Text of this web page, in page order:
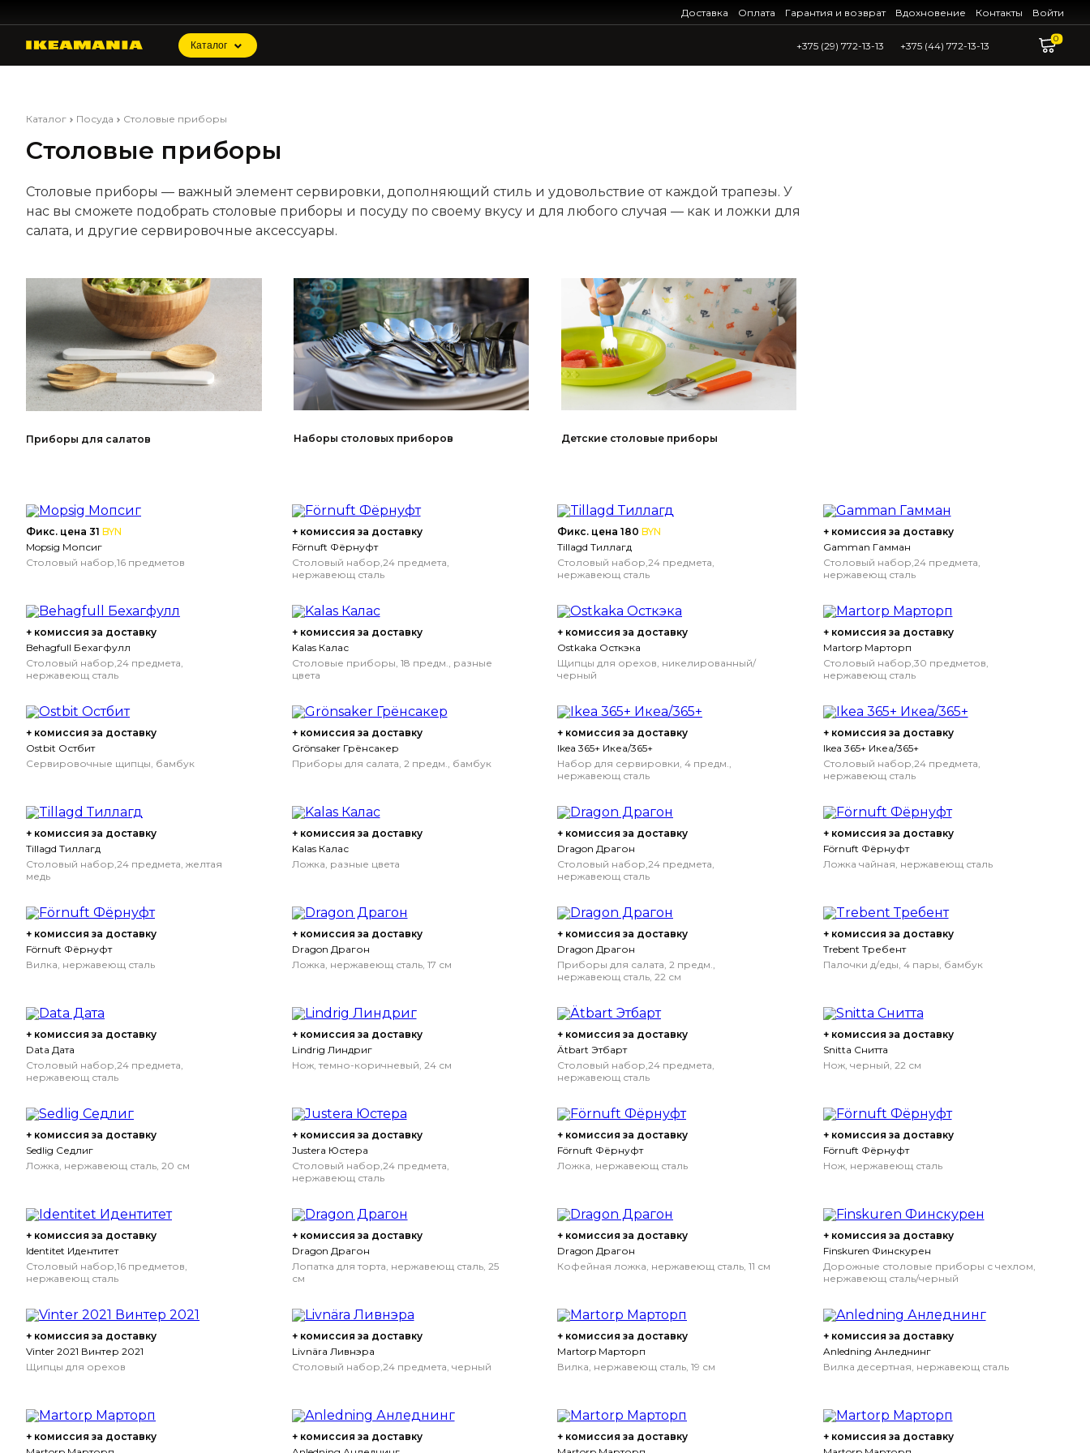
Доставка Оплата Гарантия и возврат Вдохновение Контакты Войти
Каталог +375 (29) 772-13-13 +375 (44) 772-13-13
0
Каталог Посуда Столовые приборы
Столовые приборы
Столовые приборы — важный элемент сервировки, дополняющий стиль и удовольствие от каждой трапезы. У
нас вы сможете подобрать столовые приборы и посуду по своему вкусу и для любого случая — как и ложки для
салата, и другие сервировочные аксессуары.
Приборы для салатов Наборы столовых приборов Детские столовые приборы
Фикс. цена 31 BYN
Mopsig Мопсиг
Столовый набор,16 предметов
+ комиссия за доставку
Förnuft Фёрнуфт
Столовый набор,24 предмета,
нержавеющ сталь
Фикс. цена 180 BYN
Tillagd Тиллагд
Столовый набор,24 предмета,
нержавеющ сталь
+ комиссия за доставку
Gamman Гамман
Столовый набор,24 предмета,
нержавеющ сталь
+ комиссия за доставку
Behagfull Бехагфулл
Столовый набор,24 предмета,
нержавеющ сталь
+ комиссия за доставку
Kalas Калас
Столовые приборы, 18 предм., разные
цвета
+ комиссия за доставку
Ostkaka Осткэка
Щипцы для орехов, никелированный/
черный
+ комиссия за доставку
Martorp Марторп
Столовый набор,30 предметов,
нержавеющ сталь
+ комиссия за доставку
Ostbit Остбит
Сервировочные щипцы, бамбук
+ комиссия за доставку
Grönsaker Грёнсакер
Приборы для салата, 2 предм., бамбук
+ комиссия за доставку
Ikea 365+ Икеа/365+
Набор для сервировки, 4 предм.,
нержавеющ сталь
+ комиссия за доставку
Ikea 365+ Икеа/365+
Столовый набор,24 предмета,
нержавеющ сталь
+ комиссия за доставку
Tillagd Тиллагд
Столовый набор,24 предмета, желтая
медь
+ комиссия за доставку
Kalas Калас
Ложка, разные цвета
+ комиссия за доставку
Dragon Драгон
Столовый набор,24 предмета,
нержавеющ сталь
+ комиссия за доставку
Förnuft Фёрнуфт
Ложка чайная, нержавеющ сталь
+ комиссия за доставку
Förnuft Фёрнуфт
Вилка, нержавеющ сталь
+ комиссия за доставку
Dragon Драгон
Ложка, нержавеющ сталь, 17 см
+ комиссия за доставку
Dragon Драгон
Приборы для салата, 2 предм.,
нержавеющ сталь, 22 см
+ комиссия за доставку
Trebent Требент
Палочки д/еды, 4 пары, бамбук
+ комиссия за доставку
Data Дата
Столовый набор,24 предмета,
нержавеющ сталь
+ комиссия за доставку
Lindrig Линдриг
Нож, темно-коричневый, 24 см
+ комиссия за доставку
Ätbart Этбарт
Столовый набор,24 предмета,
нержавеющ сталь
+ комиссия за доставку
Snitta Снитта
Нож, черный, 22 см
+ комиссия за доставку
Sedlig Седлиг
Ложка, нержавеющ сталь, 20 см
+ комиссия за доставку
Justera Юстера
Столовый набор,24 предмета,
нержавеющ сталь
+ комиссия за доставку
Förnuft Фёрнуфт
Ложка, нержавеющ сталь
+ комиссия за доставку
Förnuft Фёрнуфт
Нож, нержавеющ сталь
+ комиссия за доставку
Identitet Идентитет
Столовый набор,16 предметов,
нержавеющ сталь
+ комиссия за доставку
Dragon Драгон
Лопатка для торта, нержавеющ сталь, 25
см
+ комиссия за доставку
Dragon Драгон
Кофейная ложка, нержавеющ сталь, 11 см
+ комиссия за доставку
Finskuren Финскурен
Дорожные столовые приборы с чехлом,
нержавеющ сталь/черный
+ комиссия за доставку
Vinter 2021 Винтер 2021
Щипцы для орехов
+ комиссия за доставку
Livnära Ливнэра
Столовый набор,24 предмета, черный
+ комиссия за доставку
Martorp Марторп
Вилка, нержавеющ сталь, 19 см
+ комиссия за доставку
Anledning Анледнинг
Вилка десертная, нержавеющ сталь
+ комиссия за доставку
+ комиссия за доставку
+ комиссия за доставку
+ комиссия за доставку